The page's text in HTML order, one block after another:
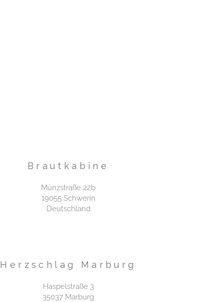
Brautkabine
Münzstraße 22b
19055 Schwerin
Deutschland
Herzschlag Marburg
Haspelstraße 3
35037 Marburg